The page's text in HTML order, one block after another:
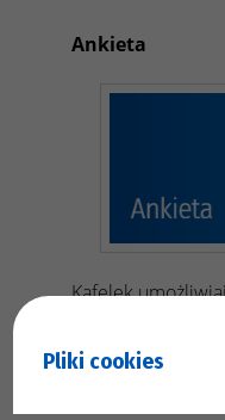
Ankieta
Kafelek
Pliki cookies